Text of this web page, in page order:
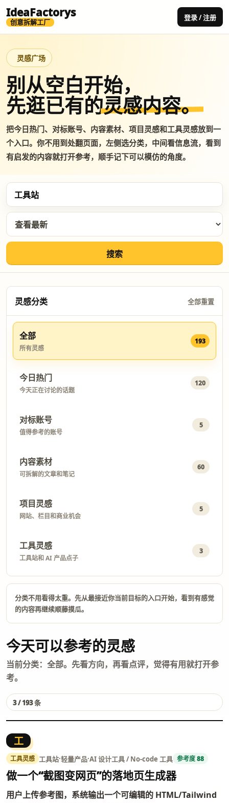
IdeaFactorys
创意拆解工厂
登录 / 注册
灵感广场
别从空白开始，
先逛已有的灵感内容。
把今日热门、对标账号、内容素材、项目灵感和工具灵感放到一
个入口。你不用到处翻页面，左侧选分类，中间看信息流，看到
有启发的内容就打开参考，顺手记下可以模仿的角度。
搜索
灵感分类 全部重置
全部
所有灵感
193
今日热门
今天正在讨论的话题
120
对标账号
值得参考的账号
5
内容素材
可拆解的文章和笔记
60
项目灵感
网站、栏目和商业机会
5
工具灵感
工具站和 AI 产品点子
3
分类不用看得太重。先从最接近你当前目标的入口开始，看到有感觉
的内容再继续顺藤摸瓜。
今天可以参考的灵感
当前分类：全部。先看方向，再看点评，觉得有用就打开参
考。
3 / 193 条
工
工具灵感 工具站·轻量产品·AI 设计工具 / No-code 工具 参考度 88
做一个“截图变网页”的落地页生成器
用户上传参考图，系统输出一个可编辑的 HTML/Tailwind